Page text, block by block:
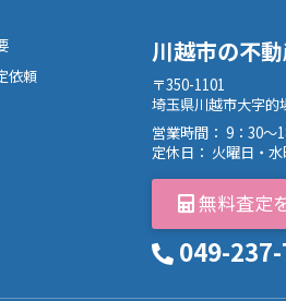
依頼
川越市の不
〒350-1101
埼玉県川越市大字的
営業時間： 9：30～
定休日： 火曜日・水
無料査定
049-